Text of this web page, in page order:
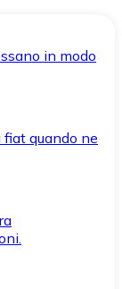
in modo
quando ne